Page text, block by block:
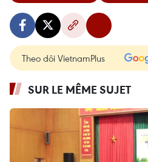
Theo dõi VietnamPlus
SUR LE MÊME SUJET